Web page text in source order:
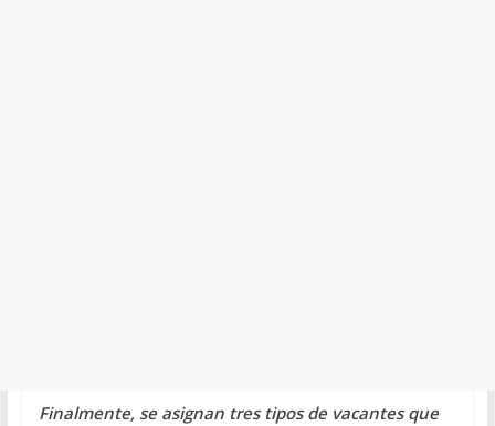
Finalmente, se asignan tres tipos de vacantes que